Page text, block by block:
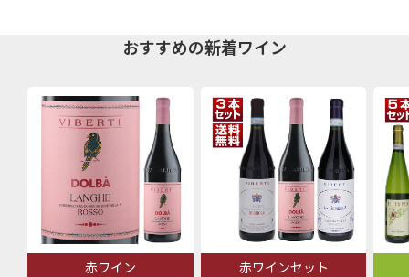
おすすめの新着ワイン
赤ワイン 赤ワインセット